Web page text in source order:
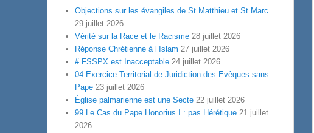
Objections sur les évangiles de St Matthieu et St Marc
29 juillet 2026
Vérité sur la Race et le Racisme 28 juillet 2026
Réponse Chrétienne à l’Islam 27 juillet 2026
# FSSPX est Inacceptable 24 juillet 2026
04 Exercice Territorial de Juridiction des Evêques sans
Pape 23 juillet 2026
Église palmarienne est une Secte 22 juillet 2026
99 Le Cas du Pape Honorius I : pas Hérétique 21 juillet
2026